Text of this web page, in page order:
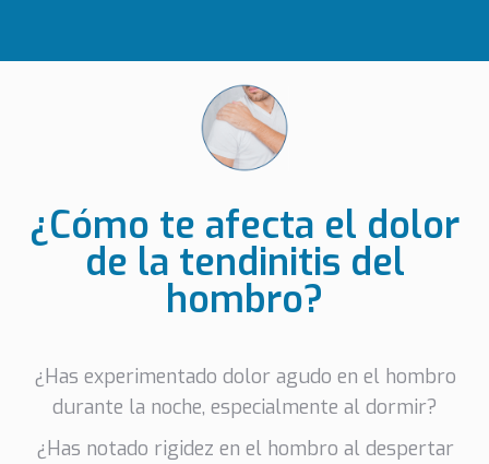
¿Cómo te afecta el dolor
de la tendinitis del
hombro?
¿Has experimentado dolor agudo en el hombro
durante la noche, especialmente al dormir?
¿Has notado rigidez en el hombro al despertar